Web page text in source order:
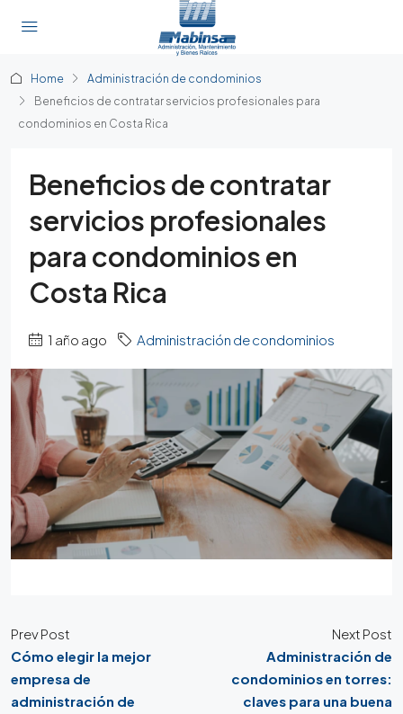
Home
Administración de condominios
Beneficios de contratar servicios profesionales para
condominios en Costa Rica
Beneficios de contratar
servicios profesionales
para condominios en
Costa Rica
1 año ago Administración de condominios
Prev Post
Cómo elegir la mejor
empresa de
administración de
Next Post
Administración de
condominios en torres:
claves para una buena